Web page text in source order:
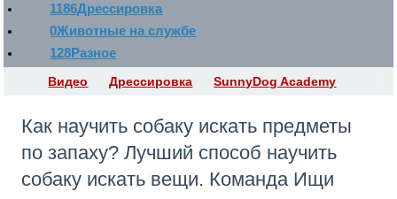
1186Дрессировка
0Животные на службе
128Разное
Видео Дрессировка SunnyDog Academy
Как научить собаку искать предметы
по запаху? Лучший способ научить
собаку искать вещи. Команда Ищи